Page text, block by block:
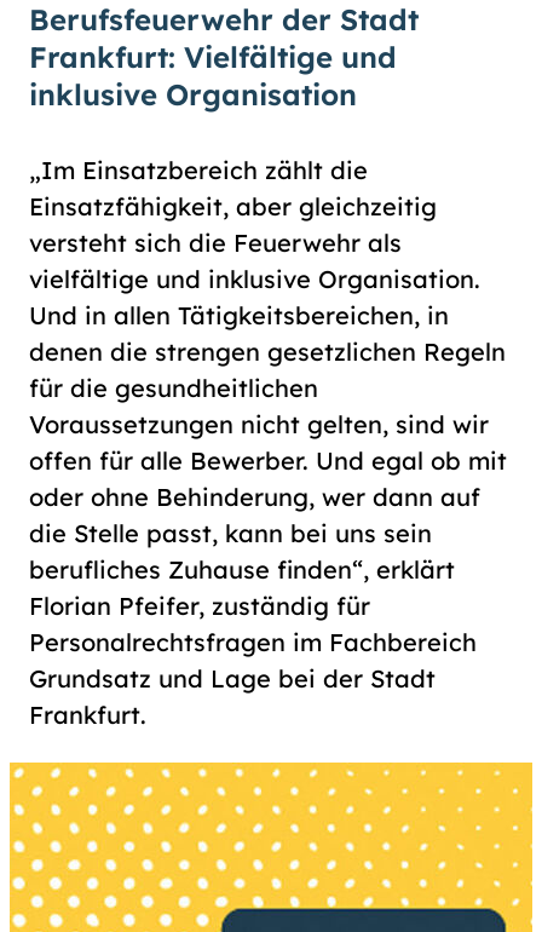
Berufsfeuerwehr der Stadt
Frankfurt: Vielfältige und
inklusive Organisation
„Im Einsatzbereich zählt die
Einsatzfähigkeit, aber gleichzeitig
versteht sich die Feuerwehr als
vielfältige und inklusive Organisation.
Und in allen Tätigkeitsbereichen, in
denen die strengen gesetzlichen Regeln
für die gesundheitlichen
Voraussetzungen nicht gelten, sind wir
offen für alle Bewerber. Und egal ob mit
oder ohne Behinderung, wer dann auf
die Stelle passt, kann bei uns sein
berufliches Zuhause finden“, erklärt
Florian Pfeifer, zuständig für
Personalrechtsfragen im Fachbereich
Grundsatz und Lage bei der Stadt
Frankfurt.